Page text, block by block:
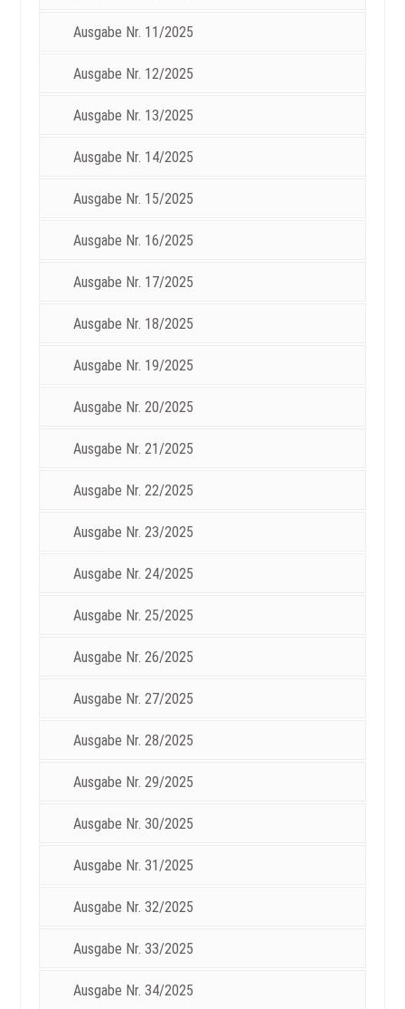
Ausgabe Nr. 11/2025
Ausgabe Nr. 12/2025
Ausgabe Nr. 13/2025
Ausgabe Nr. 14/2025
Ausgabe Nr. 15/2025
Ausgabe Nr. 16/2025
Ausgabe Nr. 17/2025
Ausgabe Nr. 18/2025
Ausgabe Nr. 19/2025
Ausgabe Nr. 20/2025
Ausgabe Nr. 21/2025
Ausgabe Nr. 22/2025
Ausgabe Nr. 23/2025
Ausgabe Nr. 24/2025
Ausgabe Nr. 25/2025
Ausgabe Nr. 26/2025
Ausgabe Nr. 27/2025
Ausgabe Nr. 28/2025
Ausgabe Nr. 29/2025
Ausgabe Nr. 30/2025
Ausgabe Nr. 31/2025
Ausgabe Nr. 32/2025
Ausgabe Nr. 33/2025
Ausgabe Nr. 34/2025